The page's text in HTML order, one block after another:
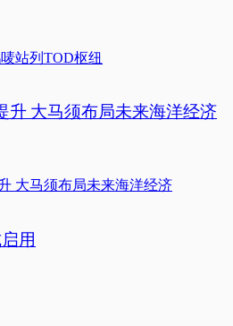
升 大马须布局未来海洋经济
用